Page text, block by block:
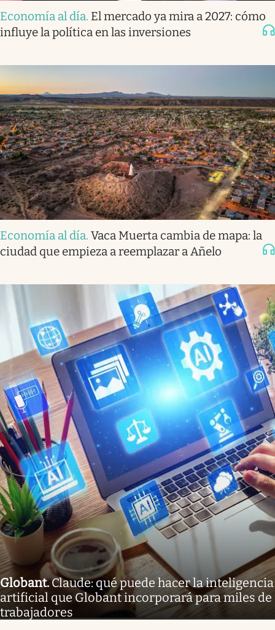
Economía al día. El mercado ya mira a 2027: cómo
influye la política en las inversiones
Economía al día. Vaca Muerta cambia de mapa: la
ciudad que empieza a reemplazar a Añelo
Globant.Claude: qué puede hacer la inteligencia
artificial que Globant incorporará para miles de
trabajadores